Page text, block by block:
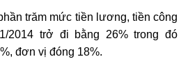
trăm mức tiền lương, tiền công
2014 trở đi bằng 26% trong đó
đơn vị đóng 18%.